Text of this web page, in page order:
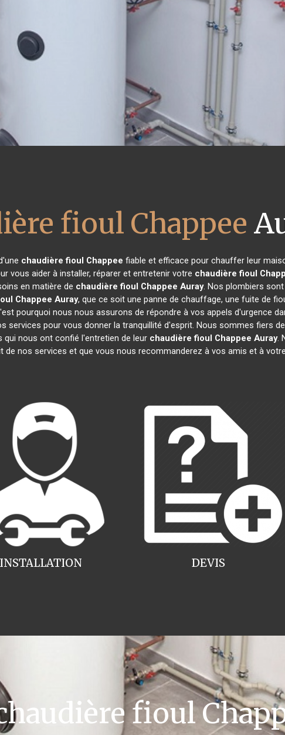
fioul Chappee
chaudière fioul Chappee fiable et efficace pour chauffer leur
vous aider à installer, réparer et entretenir votre chaudière fioul
en matière de chaudière fioul Chappee Auray. Nos plombiers
Chappee Auray, que ce soit une panne de chauffage, une fuite de
pourquoi nous nous assurons de répondre à vos appels d'urgence
pour vous donner la tranquillité d'esprit. Nous sommes fiers
nous ont confié l'entretien de leur chaudière fioul Chappee Auray.
de nos services et que vous nous recommanderez à vos amis et à votre
INSTALLATION DEVIS
fioul